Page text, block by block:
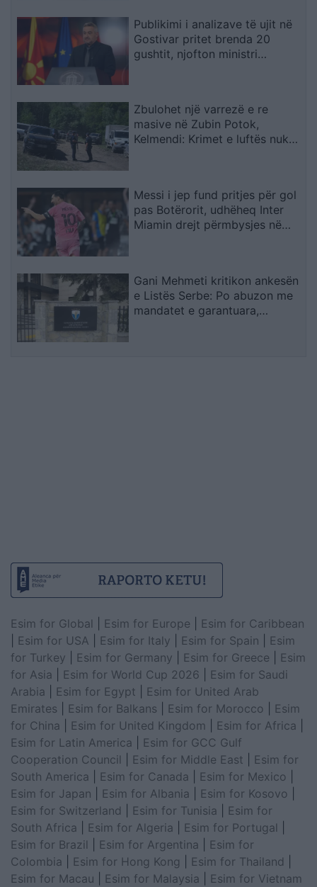
Publikimi i analizave të ujit në
Gostivar pritet brenda 20
gushtit, njofton ministri
Zbulohet një varrezë e re
masive në Zubin Potok,
Kelmendi: Krimet e luftës nuk
Messi i jep fund pritjes për gol
pas Botërorit, udhëheq Inter
Miamin drejt përmbysjes në
Gani Mehmeti kritikon ankesën
e Listës Serbe: Po abuzon me
mandatet e garantuara,
Esim for Global Esim for Europe
Esim for Caribbean
Esim for USA Esim for Italy Esim for Spain
Esim
for Turkey
Esim for Germany Esim for Greece
Esim
for Asia
Esim for World Cup 2026
Esim for Saudi
Arabia
Esim for Egypt
Esim for United Arab
Emirates
Esim for Balkans Esim for Morocco
Esim
for China
Esim for United Kingdom Esim for Africa
Esim for Latin America
Esim for GCC Gulf
Cooperation Council
Esim for Middle East
Esim for
South America
Esim for Canada Esim for Mexico
Esim for Japan
Esim for Albania Esim for Kosovo
Esim for Switzerland
Esim for Tunisia
Esim for
South Africa
Esim for Algeria Esim for Portugal
Esim for Brazil
Esim for Argentina
Esim for
Colombia
Esim for Hong Kong Esim for Thailand
Esim for Macau
Esim for Malaysia
Esim for Vietnam